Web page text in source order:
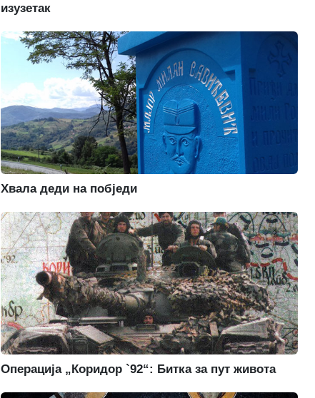
изузетак
Хвала деди на побједи
Операција „Коридор `92“: Битка за пут живота